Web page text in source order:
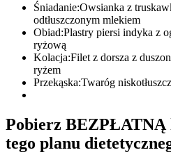
Śniadanie:Owsianka z
odtłuszczonym mlekiem
Obiad:Plastry piersi indyka z
ryżową
Kolacja:Filet z dorsza z
ryżem
Przekąska:Twaróg
Pobierz BEZPŁATNĄ
tego planu